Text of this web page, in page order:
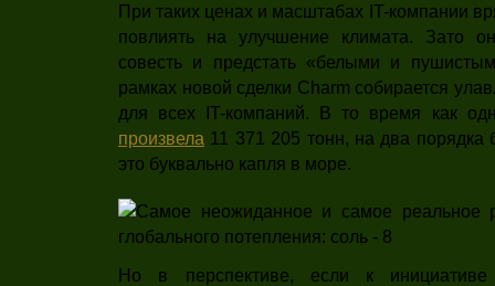
При таких ценах и масштабах IT-компании
повлиять на улучшение климата. Зато
совесть и предстать «белыми и
рамках новой сделки Charm собирается
для всех IT-компаний. В то время как
произвела 11 371 205 тонн, на два порядка
это буквально капля в море.
Но в перспективе, если к инициативе